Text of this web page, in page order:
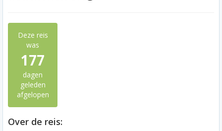
Deze reis
was
177
dagen
geleden
afgelopen
Over de reis: